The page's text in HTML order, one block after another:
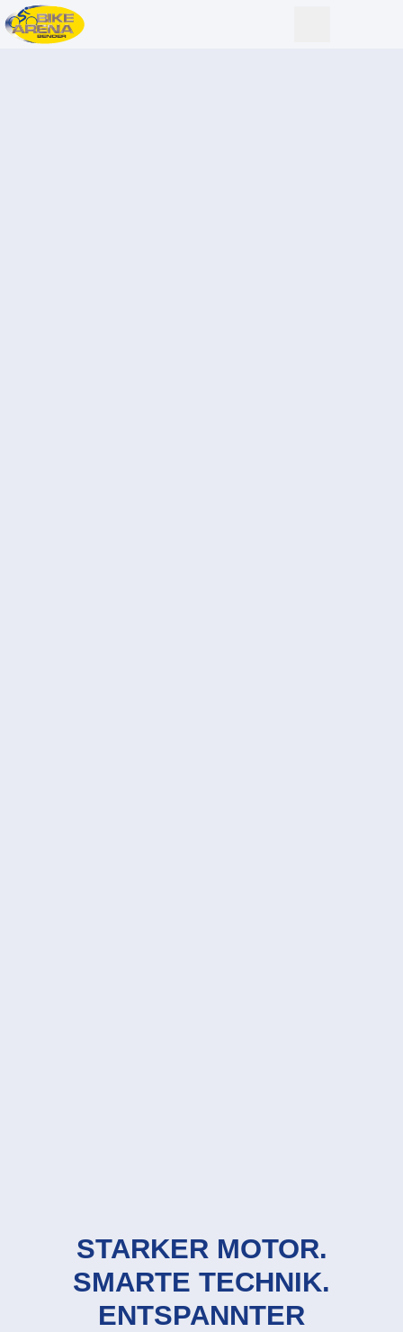
STARKER MOTOR.
SMARTE TECHNIK.
ENTSPANNTER